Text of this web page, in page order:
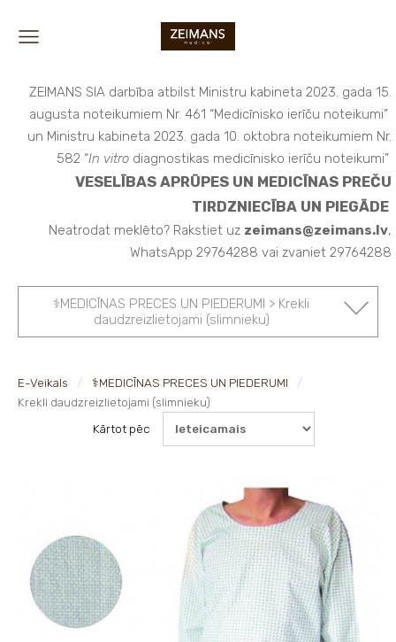
ZEIMANS SIA darbība atbilst Ministru kabineta 2023. gada 15.
augusta noteikumiem Nr. 461 “Medicīnisko ierīču noteikumi”
un Ministru kabineta 2023. gada 10. oktobra noteikumiem Nr.
582 “In vitro diagnostikas medicīnisko ierīču noteikumi”
VESELĪBAS APRŪPES UN MEDICĪNAS PREČU
TIRDZNIECĪBA UN PIEGĀDE
Neatrodat meklēto? Rakstiet uz zeimans@zeimans.lv,
WhatsApp 29764288 vai zvaniet 29764288
⚕️MEDICĪNAS PRECES UN PIEDERUMI > Krekli
daudzreizlietojami (slimnieku)
E-Veikals
⚕️MEDICĪNAS PRECES UN PIEDERUMI
Krekli daudzreizlietojami (slimnieku)
Kārtot pēc